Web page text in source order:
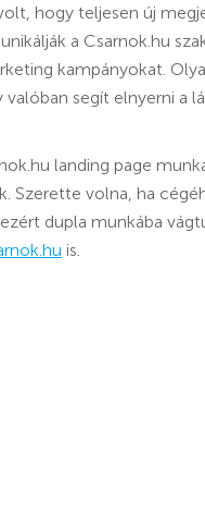
hogy teljesen új
a Csarnok.hu
kampányokat.
valóban segít elnyerni a
landing page
Szerette volna, ha
dupla munkába
is.